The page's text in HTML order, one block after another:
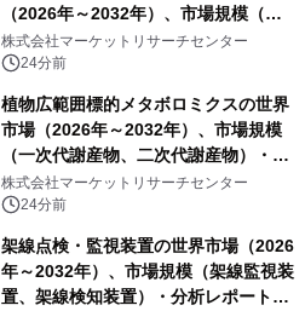
（2026年～2032年）、市場規模（ヒ
ートシールタイプ、コールドシールタ
イプ、粘着タイプ）・分析レポートを
発表
株式会社マーケットリサーチセンター
24分前
植物広範囲標的メタボロミクスの世界
市場（2026年～2032年）、市場規模
（一次代謝産物、二次代謝産物）・分
析レポートを発表
株式会社マーケットリサーチセンター
24分前
架線点検・監視装置の世界市場（2026
年～2032年）、市場規模（架線監視装
置、架線検知装置）・分析レポートを